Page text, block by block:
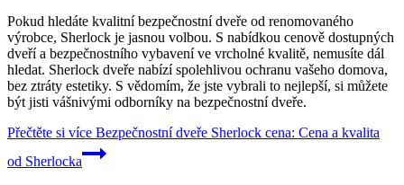
Pokud hledáte kvalitní bezpečnostní dveře od renomovaného
výrobce, Sherlock je jasnou volbou. S nabídkou cenově dostupných
dveří a bezpečnostního vybavení ve vrcholné kvalitě, nemusíte dál
hledat. Sherlock dveře nabízí spolehlivou ochranu vašeho domova,
bez ztráty estetiky. S vědomím, že jste vybrali to nejlepší, si můžete
být jisti vášnivými odborníky na bezpečnostní dveře.
Přečtěte si více Bezpečnostní dveře Sherlock cena: Cena a kvalita
od Sherlocka